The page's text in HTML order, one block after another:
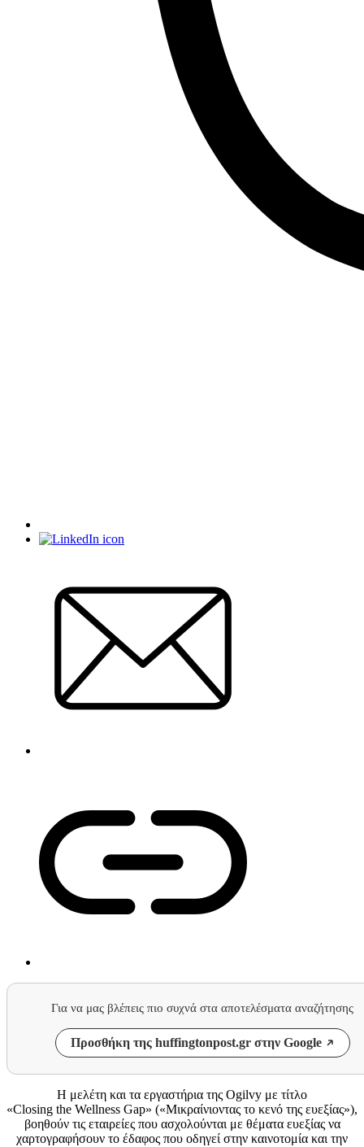
Για να μας βλέπεις πιο συχνά στα αποτελέσματα αναζήτησης
Προσθήκη της huffingtonpost.gr στην Google
Η μελέτη και τα εργαστήρια της Ogilvy με τίτλο
«Closing the Wellness Gap» («Μικραίνιοντας το κενό της ευεξίας»),
βοηθούν τις εταιρείες που ασχολούνται με θέματα ευεξίας να
χαρτογραφήσουν το έδαφος που οδηγεί στην καινοτομία και την